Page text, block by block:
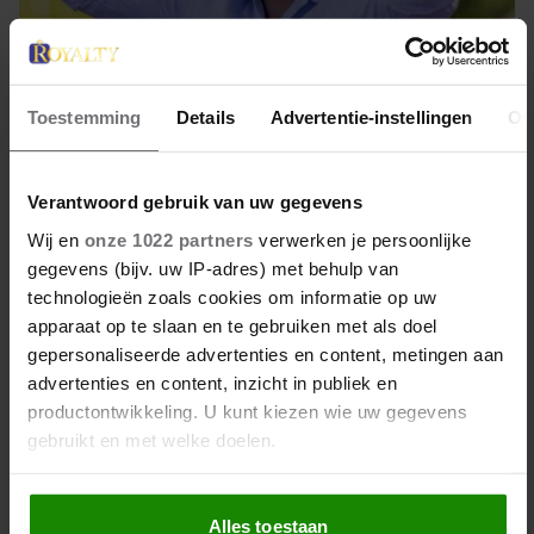
Toestemming Details Advertentie-instellingen
Verantwoord gebruik van uw gegevens
Wij en onze 1022 partners verwerken je persoonlijke
gegevens (bijv. uw IP-adres) met behulp van
technologieën zoals cookies om informatie op uw
apparaat op te slaan en te gebruiken met als doel
gepersonaliseerde advertenties en content, metingen aan
advertenties en content, inzicht in publiek en
productontwikkeling. U kunt kiezen wie uw gegevens
gebruikt en met welke doelen.
Als u het toestaat, willen we ook graag:
Informatie verzamelen over uw geografische
Alles toestaan
13 juli 2026
HILARISCHE BEELDEN: PRINS
HARRY DOET AAN
GEITENYOGA
Prins Harry (41) bezocht zaterdag het Scotty's
Summer Festival in Warwickshire. Tijdens een
yogasessie met geiten kreeg de Britse prins
onverwacht een dier boven op zijn kruis.